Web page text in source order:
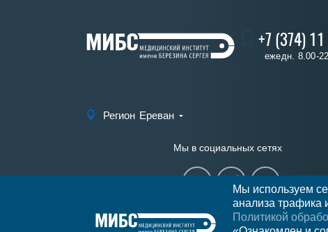
+7 (374)
ежедн. 8.00-
Регион Ереван
Мы в социальных сетях
Мы используем
анализа трафика
Политикой